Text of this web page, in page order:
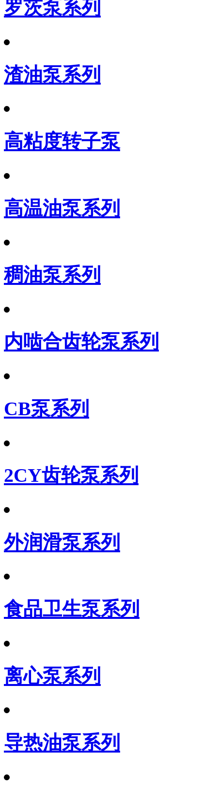
罗茨泵系列
渣油泵系列
高粘度转子泵
高温油泵系列
稠油泵系列
内啮合齿轮泵系列
CB泵系列
2CY齿轮泵系列
外润滑泵系列
食品卫生泵系列
离心泵系列
导热油泵系列